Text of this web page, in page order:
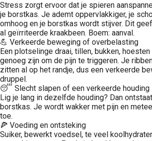
Stress zorgt ervoor dat je spieren
je borstkas. Je ademt oppervlakkiger, je
omhoog en je borstkas wordt stijver. Dit
al geïrriteerde kraakbeen. Boem: aanval.
💪 Verkeerde beweging of overbelasting
Een plotselinge draai, tillen, bukken,
genoeg zijn om de pijn te triggeren. Je
zitten al op het randje, dus een verkeerde
druppel.
😴 Slecht slapen of een verkeerde houding
Lig je lang in dezelfde houding? Dan
borstkas. Je wordt wakker met pijn en
toe.
🍕 Voeding en ontsteking
Suiker, bewerkt voedsel, te veel